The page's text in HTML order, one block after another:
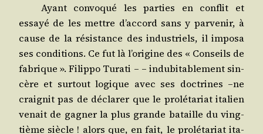
Ayant convo­qué les par­ties en conflit et
essayé de les mettre d’ac­cord sans y par­ve­nir, à
cause de la résis­tance des indus­triels, il impo­sa
ses condi­tions. Ce fut là l’origine des « Conseils de
fabrique ». Filip­po Tura­ti – – indu­bi­ta­ble­ment sin­
cère et sur­tout logique avec ses doc­trines –ne
crai­gnit pas de décla­rer que le pro­lé­ta­riat ita­lien
venait de gagner la plus grande bataille du ving­
tième siècle ! alors que, en fait, le pro­lé­ta­riat ita­